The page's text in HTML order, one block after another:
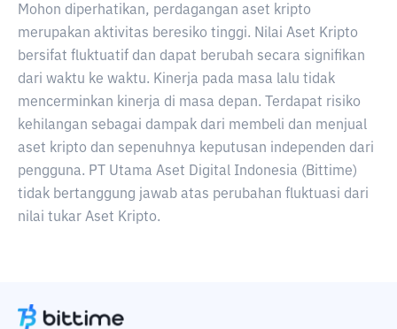
Mohon diperhatikan, perdagangan aset kripto
merupakan aktivitas beresiko tinggi. Nilai Aset Kripto
bersifat fluktuatif dan dapat berubah secara signifikan
dari waktu ke waktu. Kinerja pada masa lalu tidak
mencerminkan kinerja di masa depan. Terdapat risiko
kehilangan sebagai dampak dari membeli dan menjual
aset kripto dan sepenuhnya keputusan independen dari
pengguna. PT Utama Aset Digital Indonesia (Bittime)
tidak bertanggung jawab atas perubahan fluktuasi dari
nilai tukar Aset Kripto.